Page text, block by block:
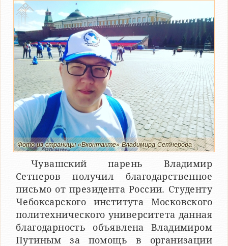
Фото из страницы «Вконтакте» Владимира Сетнерова
Чувашский парень Владимир
Сетнеров получил благодарственное
письмо от президента России. Студенту
Чебоксарского института Московского
политехнического университета данная
благодарность объявлена Владимиром
Путиным за помощь в организации